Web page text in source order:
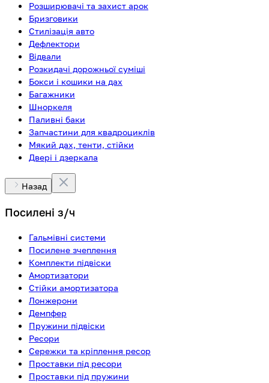
Розширювачі та захист арок
Бризговики
Стилізація авто
Дефлектори
Відвали
Розкидачі дорожньої суміші
Бокси і кошики на дах
Багажники
Шноркеля
Паливні баки
Запчастини для квадроциклів
Мякий дах, тенти, стійки
Двері і дзеркала
Назад
Посилені з/ч
Гальмівні системи
Посилене зчеплення
Комплекти підвіски
Амортизатори
Стійки амортизатора
Лонжерони
Демпфер
Пружини підвіски
Ресори
Сережки та кріплення ресор
Проставки під ресори
Проставки під пружини